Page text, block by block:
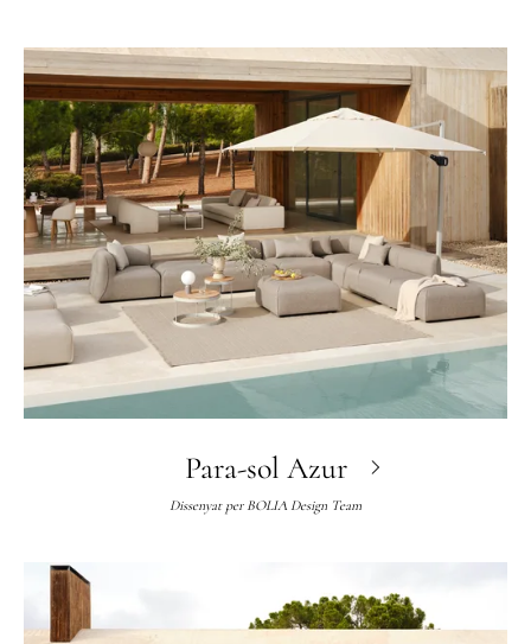
Para-sol Azur
Dissenyat per BOLIA Design Team